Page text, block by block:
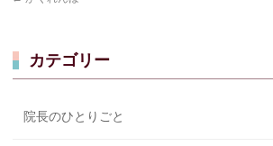
カテゴリー
院長のひとりごと